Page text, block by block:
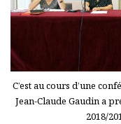
C’est au cours d’une
Jean-Claude Gaudin a
2018/